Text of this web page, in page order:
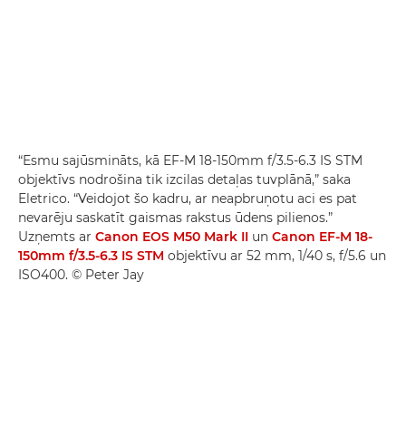
“Esmu sajūsmināts, kā EF-M 18-150mm f/3.5-6.3 IS STM
objektīvs nodrošina tik izcilas detaļas tuvplānā,” saka
Eletrico. “Veidojot šo kadru, ar neapbruņotu aci es pat
nevarēju saskatīt gaismas rakstus ūdens pilienos.”
Uzņemts ar Canon EOS M50 Mark II un Canon EF-M 18-
150mm f/3.5-6.3 IS STM objektīvu ar 52 mm, 1/40 s, f/5.6 un
ISO400. © Peter Jay